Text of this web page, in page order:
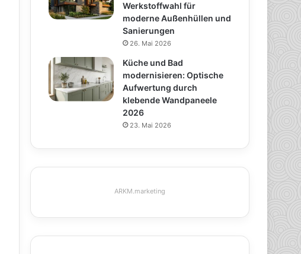
Werkstoffwahl für
moderne Außenhüllen und
Sanierungen
26. Mai 2026
Küche und Bad
modernisieren: Optische
Aufwertung durch
klebende Wandpaneele
2026
23. Mai 2026
ARKM.marketing